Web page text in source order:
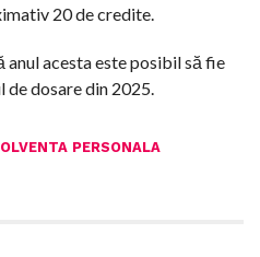
20 de credite.
anul acesta este posibil să fie
dosare din 2025.
PERSONALA